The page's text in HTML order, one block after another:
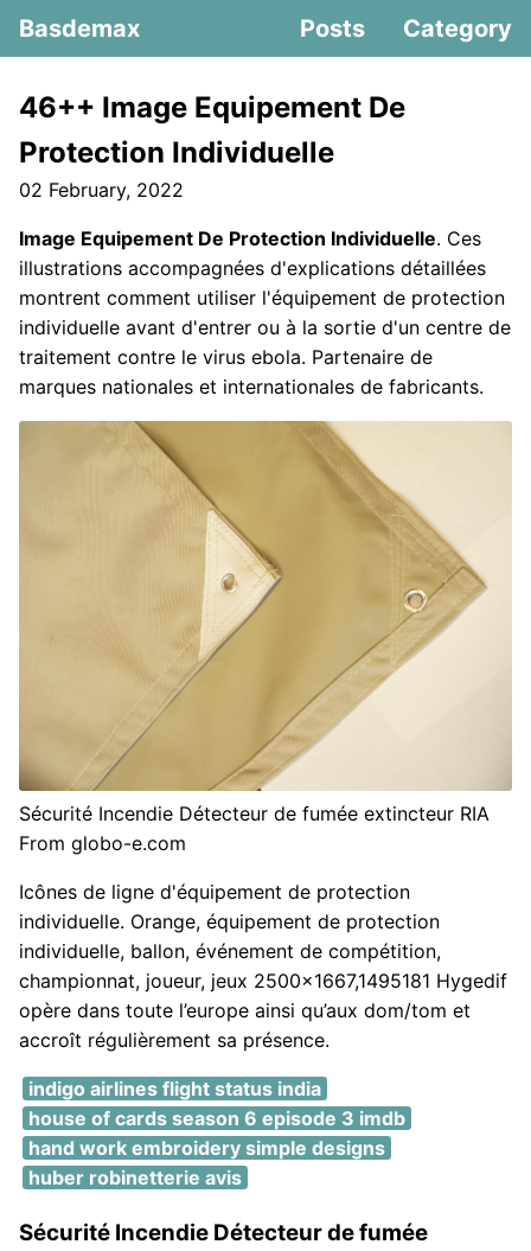
Basdemax Posts Category
46++ Image Equipement De
Protection Individuelle
02 February, 2022
Image Equipement De Protection Individuelle. Ces
illustrations accompagnées d'explications détaillées
montrent comment utiliser l'équipement de protection
individuelle avant d'entrer ou à la sortie d'un centre de
traitement contre le virus ebola. Partenaire de
marques nationales et internationales de fabricants.
Sécurité Incendie Détecteur de fumée extincteur RIA
From globo-e.com
Icônes de ligne d'équipement de protection
individuelle. Orange, équipement de protection
individuelle, ballon, événement de compétition,
championnat, joueur, jeux 2500x1667,1495181 Hygedif
opère dans toute l’europe ainsi qu’aux dom/tom et
accroît régulièrement sa présence.
indigo airlines flight status india
house of cards season 6 episode 3 imdb
hand work embroidery simple designs
huber robinetterie avis
Sécurité Incendie Détecteur de fumée